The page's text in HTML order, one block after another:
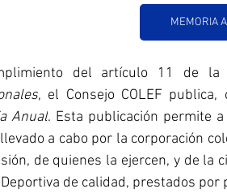
MEMORIA
del artículo 11 de la
Anual. Esta publicación permite
a cabo por la corporación
de quienes la ejercen, y de la
de calidad, prestados